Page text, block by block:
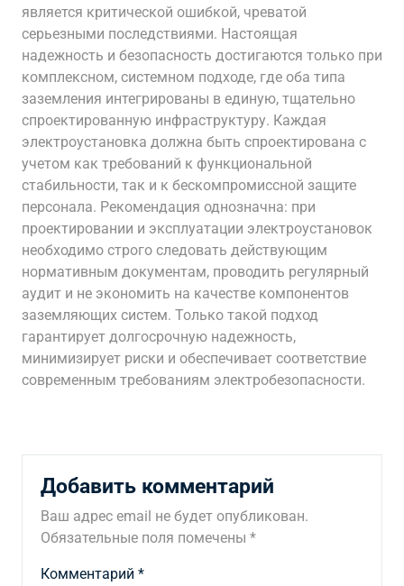
является критической ошибкой, чреватой
серьезными последствиями. Настоящая
надежность и безопасность достигаются только при
комплексном, системном подходе, где оба типа
заземления интегрированы в единую, тщательно
спроектированную инфраструктуру. Каждая
электроустановка должна быть спроектирована с
учетом как требований к функциональной
стабильности, так и к бескомпромиссной защите
персонала. Рекомендация однозначна: при
проектировании и эксплуатации электроустановок
необходимо строго следовать действующим
нормативным документам, проводить регулярный
аудит и не экономить на качестве компонентов
заземляющих систем. Только такой подход
гарантирует долгосрочную надежность,
минимизирует риски и обеспечивает соответствие
современным требованиям электробезопасности.
Добавить комментарий
Ваш адрес email не будет опубликован.
Обязательные поля помечены *
Комментарий *